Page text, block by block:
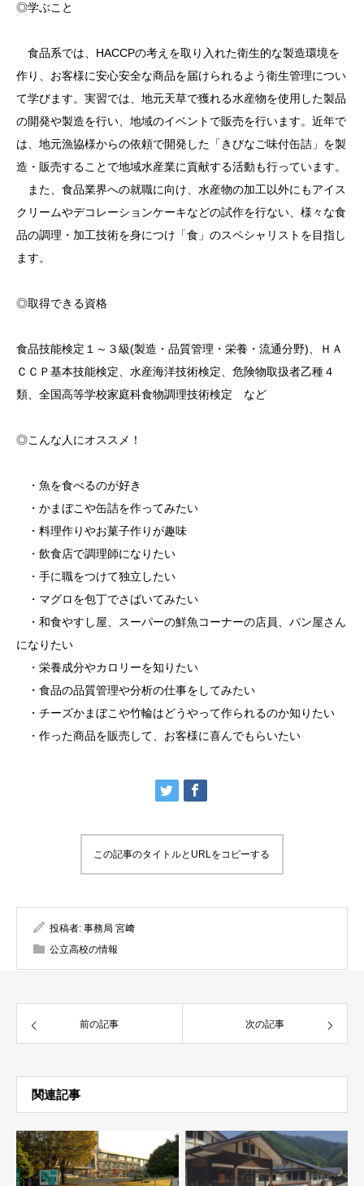
◎学ぶこと
食品系では、HACCPの考えを取り入れた衛生的な製造環境を
作り、お客様に安心安全な商品を届けられるよう衛生管理につい
て学びます。実習では、地元天草で獲れる水産物を使用した製品
の開発や製造を行い、地域のイベントで販売を行います。近年で
は、地元漁協様からの依頼で開発した「きびなご味付缶詰」を製
造・販売することで地域水産業に貢献する活動も行っています。
また、食品業界への就職に向け、水産物の加工以外にもアイス
クリームやデコレーションケーキなどの試作を行ない、様々な食
品の調理・加工技術を身につけ「食」のスペシャリストを目指し
ます。
◎取得できる資格
食品技能検定１～３級(製造・品質管理・栄養・流通分野)、ＨＡ
ＣＣＰ基本技能検定、水産海洋技術検定、危険物取扱者乙種４
類、全国高等学校家庭科食物調理技術検定 など
◎こんな人にオススメ！
・魚を食べるのが好き
・かまぼこや缶詰を作ってみたい
・料理作りやお菓子作りが趣味
・飲食店で調理師になりたい
・手に職をつけて独立したい
・マグロを包丁でさばいてみたい
・和食やすし屋、スーパーの鮮魚コーナーの店員、パン屋さん
になりたい
・栄養成分やカロリーを知りたい
・食品の品質管理や分析の仕事をしてみたい
・チーズかまぼこや竹輪はどうやって作られるのか知りたい
・作った商品を販売して、お客様に喜んでもらいたい
この記事のタイトルとURLをコピーする
投稿者: 事務局 宮﨑
公立高校の情報
前の記事 次の記事
関連記事